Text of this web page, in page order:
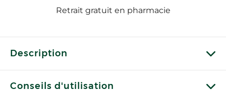
Retrait gratuit en pharmacie
Description
Conseils d'utilisation